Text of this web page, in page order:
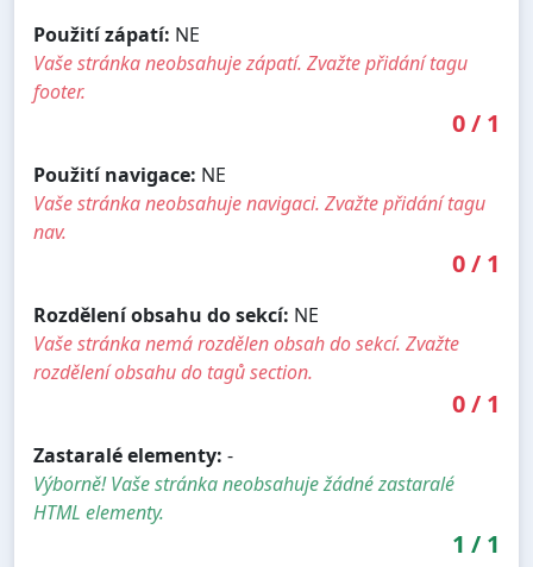
Použití zápatí: NE
Vaše stránka neobsahuje zápatí. Zvažte přidání tagu
footer.
0/ 1
Použití navigace: NE
Vaše stránka neobsahuje navigaci. Zvažte přidání tagu
nav.
0/ 1
Rozdělení obsahu do sekcí: NE
Vaše stránka nemá rozdělen obsah do sekcí. Zvažte
rozdělení obsahu do tagů section.
0/ 1
Zastaralé elementy: -
Výborně! Vaše stránka neobsahuje žádné zastaralé
HTML elementy.
1 / 1